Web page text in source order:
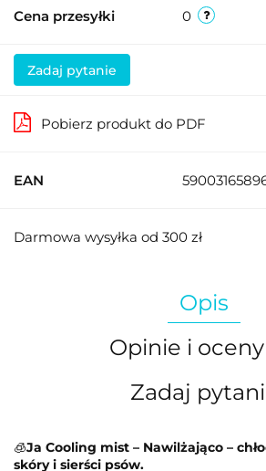
Cena przesyłki 0
Zadaj pytanie
Pobierz produkt do PDF
EAN
Darmowa wysyłka od 300 zł
Opis
Opinie i
Zadaj
🧊Ja Cooling mist – Nawilżająco –
skóry i sierści psów.